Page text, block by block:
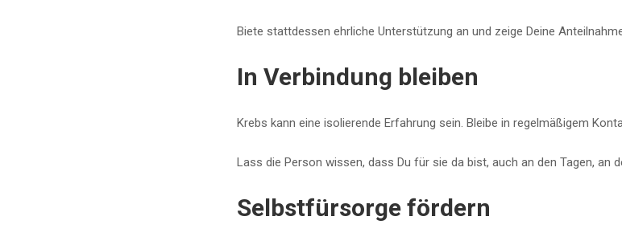
Biete stattdessen ehrliche Unterstützung an und zeige Deine
In Verbindung bleiben
Krebs kann eine isolierende Erfahrung sein. Bleibe in regelmäßigem
Lass die Person wissen, dass Du für sie da bist, auch an den Tagen, an
Selbstfürsorge fördern